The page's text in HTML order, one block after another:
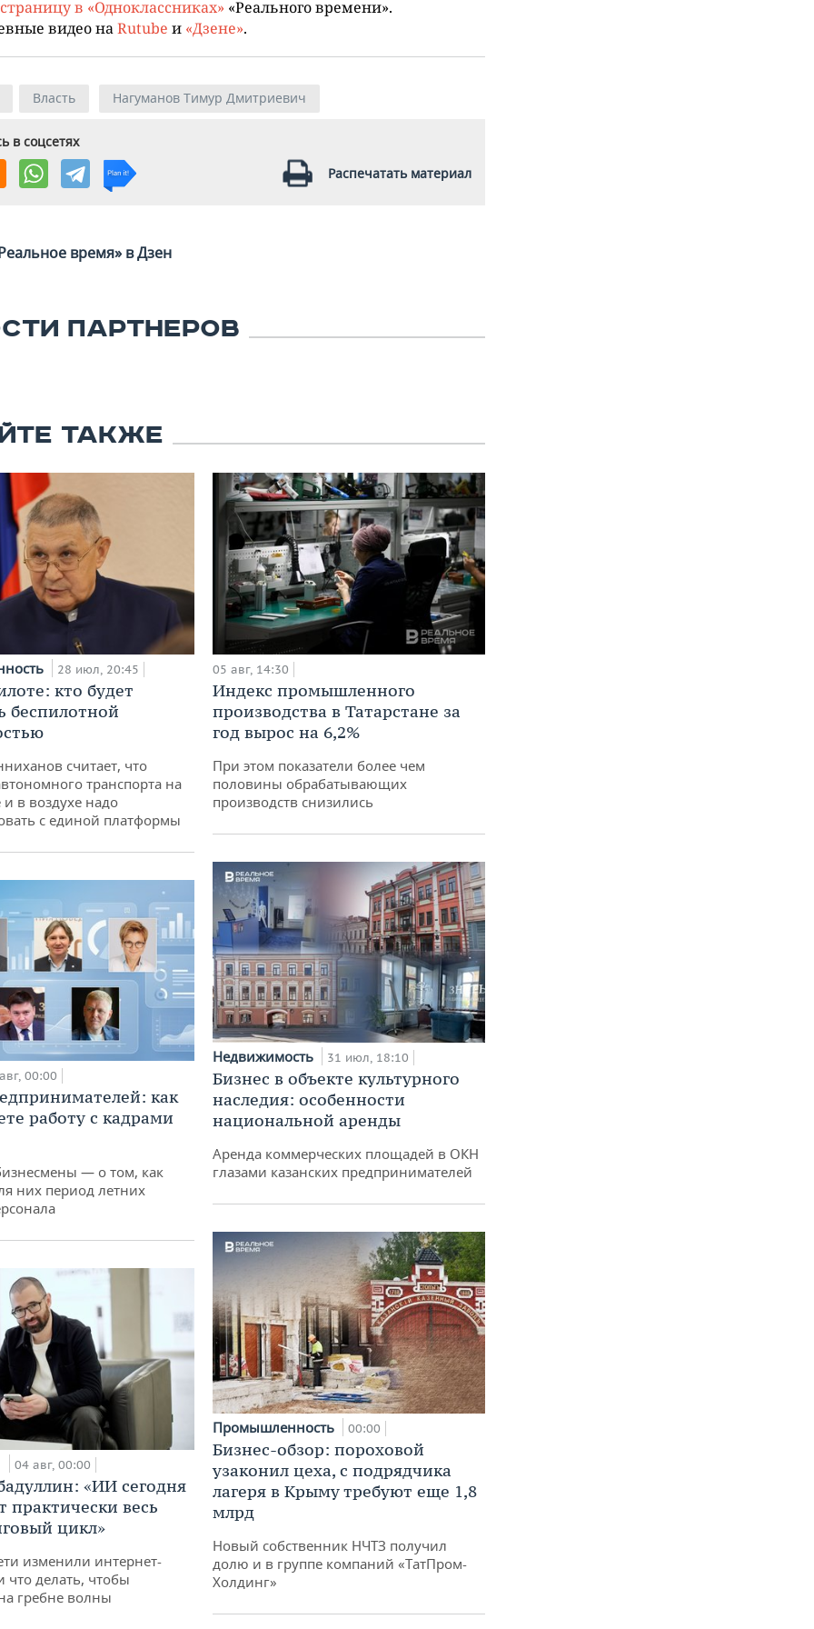
страницу в «Одноклассниках» «Реального времени».
видео на Rutube и «Дзене».
Власть Нагуманов Тимур Дмитриевич
в соцсетях
Распечатать материал
время» в Дзен
ПАРТНЕРОВ
ТАКЖЕ
28 июл, 20:45
кто будет
беспилотной
считает, что
транспорта на
в воздухе надо
с единой платформы
00:00
как
работу с кадрами
— о том, как
них период летних
04 авг, 00:00
«ИИ сегодня
практически весь
цикл»
изменили интернет-
что делать, чтобы
гребне волны
05 авг, 14:30
Индекс промышленного
производства в Татарстане за
год вырос на 6,2%
При этом показатели более чем
половины обрабатывающих
производств снизились
Недвижимость 31 июл, 18:10
Бизнес в объекте культурного
наследия: особенности
национальной аренды
Аренда коммерческих площадей в ОКН
глазами казанских предпринимателей
Промышленность 00:00
Бизнес-обзор: пороховой
узаконил цеха, с подрядчика
лагеря в Крыму требуют еще 1,8
млрд
Новый собственник НЧТЗ получил
долю и в группе компаний «ТатПром-
Холдинг»